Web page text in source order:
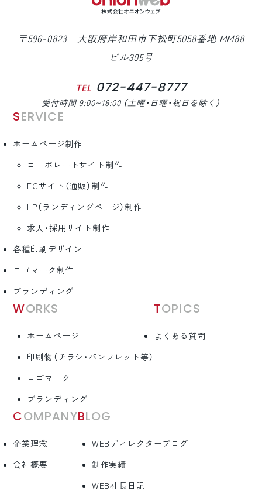
〒596-0823 大阪府岸和田市下松町5058番地 MM88
ビル305号
TEL 072-447-8777
受付時間 9:00~18:00 （土曜・日曜・祝日を除く）
SERVICE
ホームページ制作
コーポレートサイト制作
ECサイト（通販）制作
LP（ランディングページ）制作
求人・採用サイト制作
各種印刷デザイン
ロゴマーク制作
ブランディング
WORKS
ホームページ
印刷物（チラシ・パンフレット等）
ロゴマーク
ブランディング
TOPICS
よくある質問
COMPANY
企業理念
会社概要
BLOG
WEBディレクターブログ
制作実績
WEB社長日記